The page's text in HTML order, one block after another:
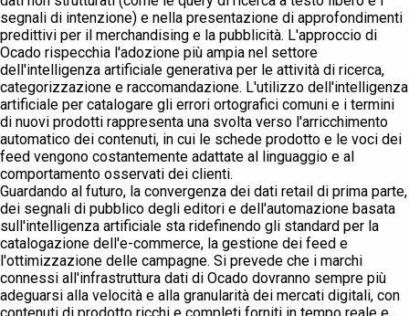
segnali di intenzione) e nella presentazione di approfondimenti
predittivi per il merchandising e la pubblicità. L'approccio di
Ocado rispecchia l'adozione più ampia nel settore
dell'intelligenza artificiale generativa per le attività di ricerca,
categorizzazione e raccomandazione. L'utilizzo dell'intelligenza
artificiale per catalogare gli errori ortografici comuni e i termini
di nuovi prodotti rappresenta una svolta verso l'arricchimento
automatico dei contenuti, in cui le schede prodotto e le voci dei
feed vengono costantemente adattate al linguaggio e al
comportamento osservati dei clienti.
Guardando al futuro, la convergenza dei dati retail di prima parte,
dei segnali di pubblico degli editori e dell'automazione basata
sull'intelligenza artificiale sta ridefinendo gli standard per la
catalogazione dell'e-commerce, la gestione dei feed e
l'ottimizzazione delle campagne. Si prevede che i marchi
connessi all'infrastruttura dati di Ocado dovranno sempre più
adeguarsi alla velocità e alla granularità dei mercati digitali, con